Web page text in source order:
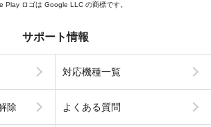
Play ロゴは Google LLC の商標です。
サポート情報
対応機種一覧
除 よくある質問